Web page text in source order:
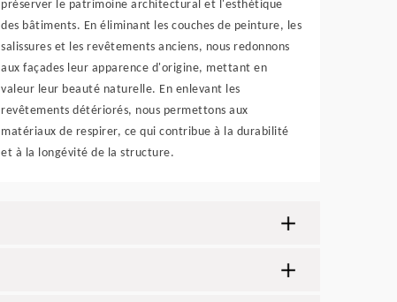
préserver le patrimoine architectural et l'esthétique
des bâtiments. En éliminant les couches de peinture, les
salissures et les revêtements anciens, nous redonnons
aux façades leur apparence d'origine, mettant en
valeur leur beauté naturelle. En enlevant les
revêtements détériorés, nous permettons aux
matériaux de respirer, ce qui contribue à la durabilité
et à la longévité de la structure.